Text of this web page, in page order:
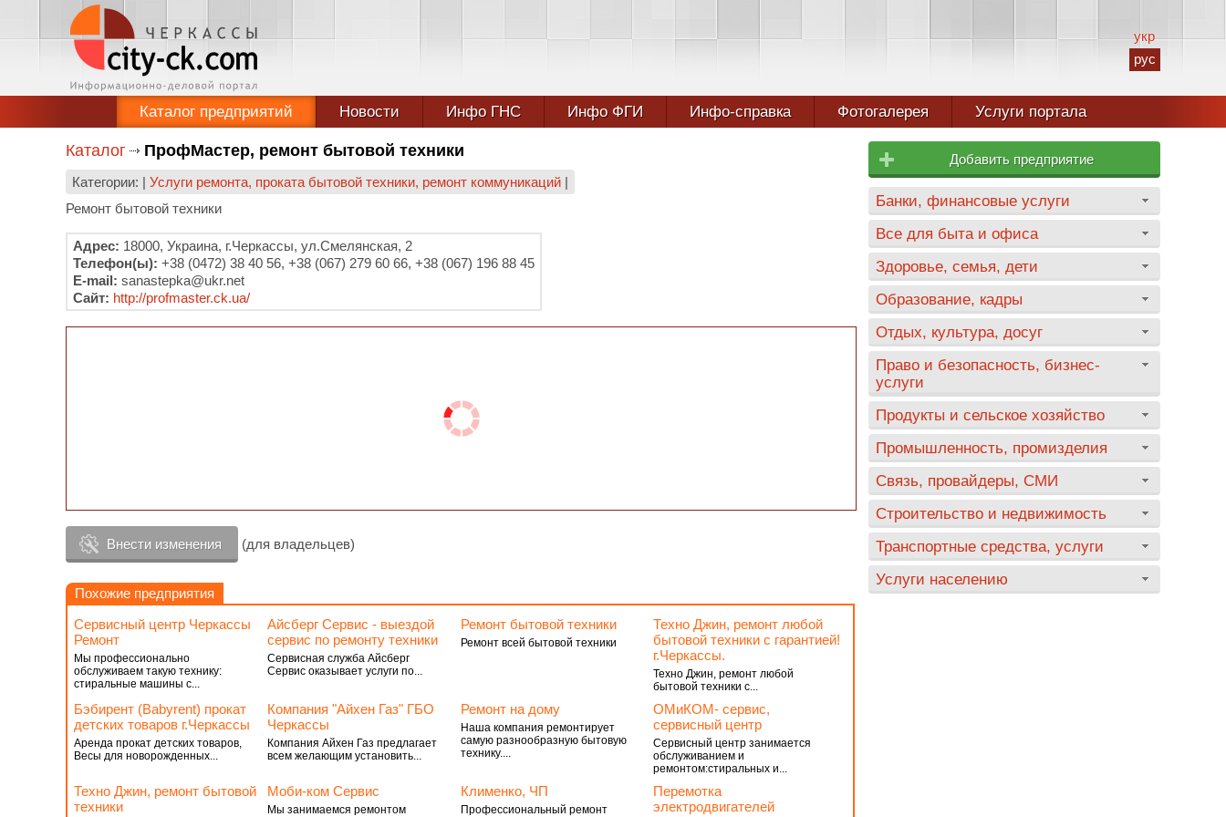
укр
рус
Каталог предприятий Новости Инфо ГНС Инфо ФГИ Инфо-справка Фотогалерея Услуги портала
Каталог ПрофМастер, ремонт бытовой техники
Категории: | Услуги ремонта, проката бытовой техники, ремонт коммуникаций |
Ремонт бытовой техники
Адрес: 18000, Украина, г.Черкассы, ул.Смелянская, 2
Телефон(ы): +38 (0472) 38 40 56, +38 (067) 279 60 66, +38 (067) 196 88 45
E-mail: sanastepka@ukr.net
Сайт: http://profmaster.ck.ua/
Внести изменения (для владельцев)
Похожие предприятия
Сервисный центр Черкассы
Ремонт
Мы профессионально
обслуживаем такую ​​технику:
стиральные машины с...
Айсберг Сервис - выездой
сервис по ремонту техники
Сервисная служба Айсберг
Сервис оказывает услуги по...
Ремонт бытовой техники
Ремонт всей бытовой техники
Техно Джин, ремонт любой
бытовой техники с гарантией!
г.Черкассы.
Техно Джин, ремонт любой
бытовой техники с...
Бэбирент (Babyrent) прокат
детских товаров г.Черкассы
Аренда прокат детских товаров,
Весы для новорожденных...
Компания "Айхен Газ" ГБО
Черкассы
Компания Айхен Газ предлагает
всем желающим установить...
Ремонт на дому
Наша компания ремонтирует
самую разнообразную бытовую
технику....
ОМиКОМ- сервис,
сервисный центр
Сервисный центр занимается
обслуживанием и
ремонтом:стиральных и...
Техно Джин, ремонт бытовой
техники
Моби-ком Сервис
Мы занимаемся ремонтом
Клименко, ЧП
Профессиональный ремонт
Перемотка
электродвигателей
Добавить предприятие
Банки, финансовые услуги
Все для быта и офиса
Здоровье, семья, дети
Образование, кадры
Отдых, культура, досуг
Право и безопасность, бизнес-
услуги
Продукты и сельское хозяйство
Промышленность, промизделия
Связь, провайдеры, СМИ
Строительство и недвижимость
Транспортные средства, услуги
Услуги населению